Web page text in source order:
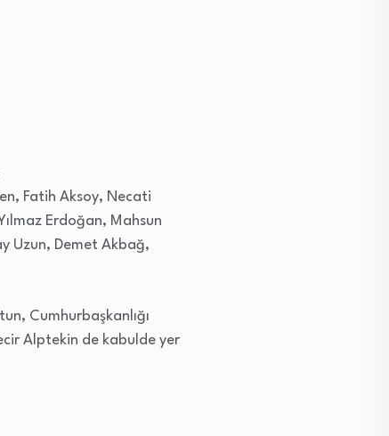
Fatih Aksoy, Necati
Erdoğan, Mahsun
Uzun, Demet Akbağ,
Cumhurbaşkanlığı
Alptekin de kabulde yer